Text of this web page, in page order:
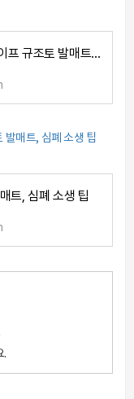
요즘 대세라는 강블리라이프 규조토 발매트 개봉기
매트, 심폐 소생 팁
트, 심폐 소생 팁
.